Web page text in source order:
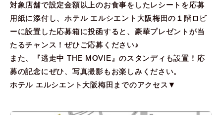
対象店舗で設定金額以上のお食事をしたレシートを応募
用紙に添付し、ホテル エルシエント大阪梅田の１階ロビ
ーに設置した応募箱に投函すると、豪華プレゼントが当
たるチャンス！ぜひご応募ください♪
また、『逃走中 THE MOVIE』のスタンディも設置！応
募の記念にぜひ、写真撮影もお楽しみください。
ホテル エルシエント大阪梅田までのアクセス▼